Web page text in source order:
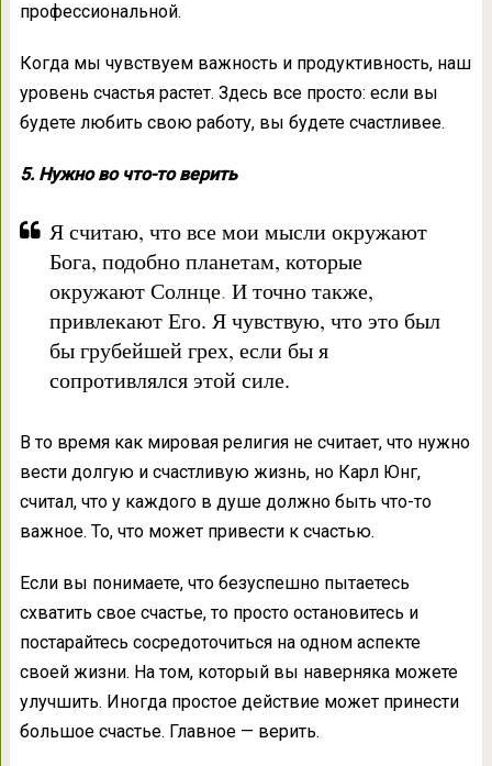
профессиональной.
Когда мы чувствуем важность и продуктивность, наш
уровень счастья растет. Здесь все просто: если вы
будете любить свою работу, вы будете счастливее.
5. Нужно во что-то верить
Я считаю, что все мои мысли окружают
Бога, подобно планетам, которые
окружают Солнце. И точно также,
привлекают Его. Я чувствую, что это был
бы грубейшей грех, если бы я
сопротивлялся этой силе.
В то время как мировая религия не считает, что нужно
вести долгую и счастливую жизнь, но Карл Юнг,
считал, что у каждого в душе должно быть что-то
важное. То, что может привести к счастью.
Если вы понимаете, что безуспешно пытаетесь
схватить свое счастье, то просто остановитесь и
постарайтесь сосредоточиться на одном аспекте
своей жизни. На том, который вы наверняка можете
улучшить. Иногда простое действие может принести
большое счастье. Главное — верить.